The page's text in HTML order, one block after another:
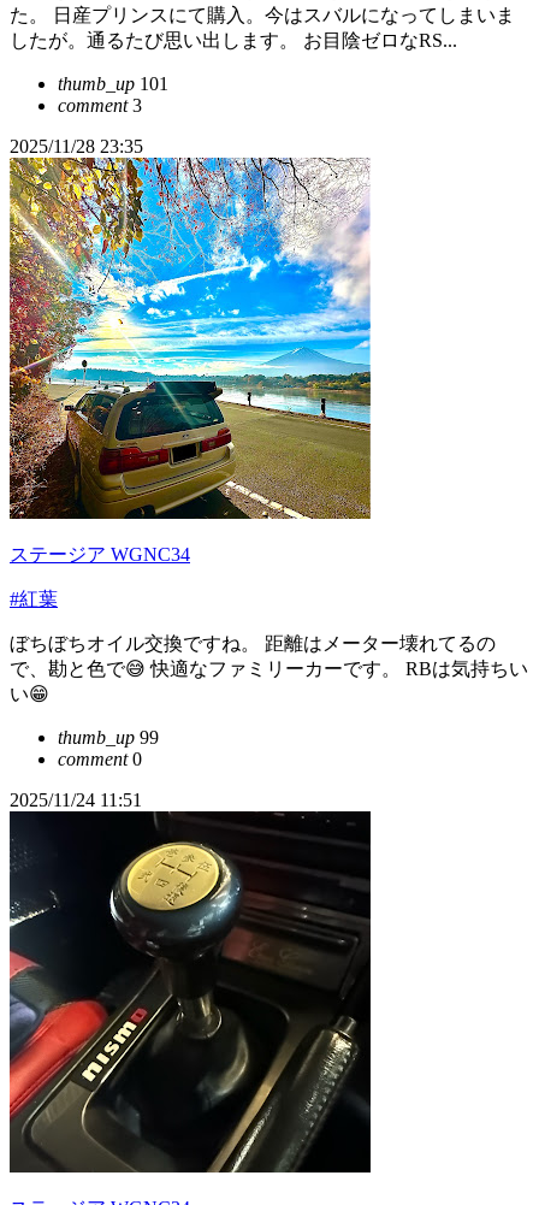
た。 日産プリンスにて購入。今はスバルになってしまいま
したが。通るたび思い出します。 お目陰ゼロなRS...
thumb_up 101
comment3
2025/11/28 23:35
ステージア WGNC34
#紅葉
ぼちぼちオイル交換ですね。 距離はメーター壊れてるの
で、勘と色で😅 快適なファミリーカーです。 RBは気持ちい
い😁
thumb_up 99
comment0
2025/11/24 11:51